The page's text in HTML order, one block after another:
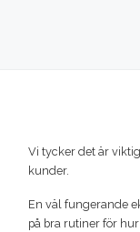
Vi tycker det är
kunder.
En väl fungerande
på bra rutiner för